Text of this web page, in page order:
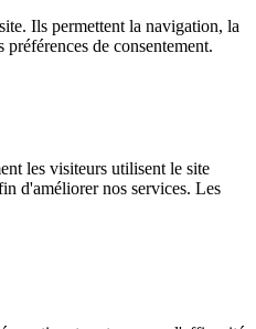
Ils permettent la navigation, la
de consentement.
les visiteurs utilisent le site
d'améliorer nos services. Les